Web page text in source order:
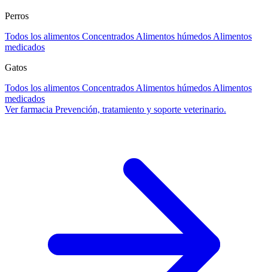
Perros
Todos los alimentos Concentrados Alimentos húmedos Alimentos
medicados
Gatos
Todos los alimentos Concentrados Alimentos húmedos Alimentos
medicados
Ver farmacia Prevención, tratamiento y soporte veterinario.